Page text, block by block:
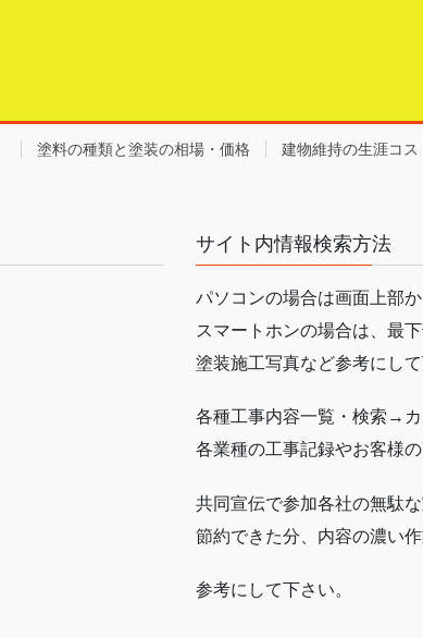
塗料の種類と塗装の相場・価格 建物維持の生涯コス
サイト内情報検索方法
パソコンの場合は画面上部か
スマートホンの場合は、最
塗装施工写真など参考にして
各種工事内容一覧・検索→
各業種の工事記録やお客様
共同宣伝で参加各社の無駄
節約できた分、内容の濃い
参考にして下さい。